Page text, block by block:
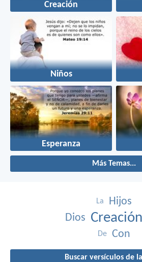
Creación
Niños
Esperanza
Más Temas...
La
Hijos
Dios Creación
De Con
Buscar versículos de